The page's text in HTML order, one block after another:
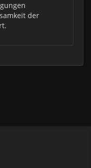
der